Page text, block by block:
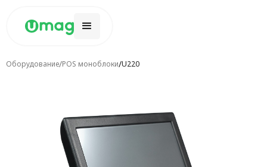
Оборудование/POS моноблоки/U220